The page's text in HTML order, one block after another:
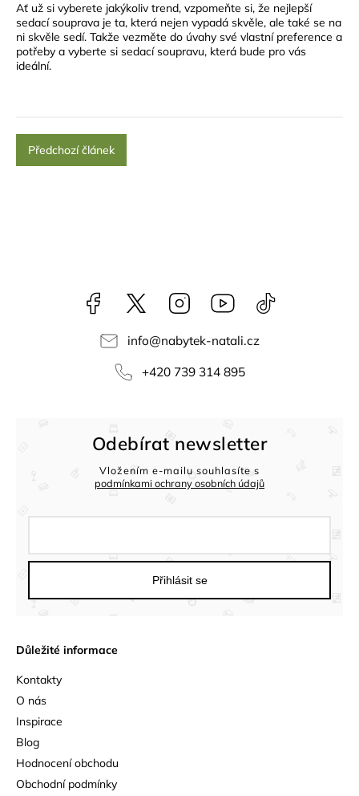
Ať už si vyberete jakýkoliv trend, vzpomeňte si, že nejlepší
sedací souprava je ta, která nejen vypadá skvěle, ale také se na
ni skvěle sedí. Takže vezměte do úvahy své vlastní preference a
potřeby a vyberte si sedací soupravu, která bude pro vás
ideální.
Předchozí článek
Facebook NataliNabytek
Instagram YouTube
info@nabytek-natali.cz
+420 739 314 895
Důležité informace
Kontakty
O nás
Inspirace
Blog
Hodnocení obchodu
Obchodní podmínky
Odebírat newsletter
Vložením e-mailu souhlasíte s
podmínkami ochrany osobních údajů
Přihlásit se